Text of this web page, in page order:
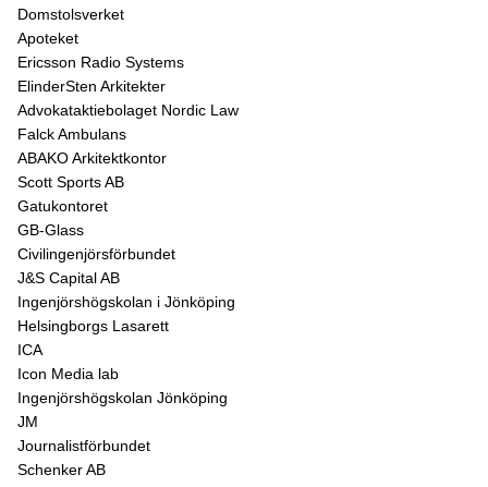
Domstolsverket
Apoteket
Ericsson Radio Systems
ElinderSten Arkitekter
Advokataktiebolaget Nordic Law
Falck Ambulans
ABAKO Arkitektkontor
Scott Sports AB
Gatukontoret
GB-Glass
Civilingenjörsförbundet
J&S Capital AB
Ingenjörshögskolan i Jönköping
Helsingborgs Lasarett
ICA
Icon Media lab
Ingenjörshögskolan Jönköping
JM
Journalistförbundet
Schenker AB